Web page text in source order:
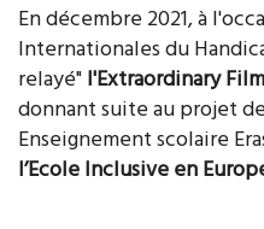
En décembre 2021, à
Internationales du
relayé"l'Extraordinary
donnant suite au projet
Enseignement scolaire
l’Ecole Inclusive en